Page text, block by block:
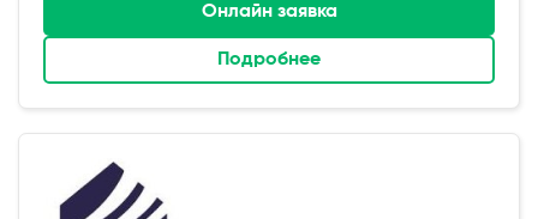
Онлайн заявка
Подробнее